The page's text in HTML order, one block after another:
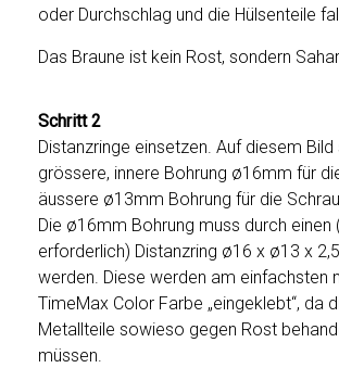
oder Durchschlag und die Hülsenteile
Das Braune ist kein Rost, sondern
Schritt 2
Distanzringe einsetzen. Auf diesem
grössere, innere Bohrung ø16mm für
äussere ø13mm Bohrung für die
Die ø16mm Bohrung muss durch einen
erforderlich) Distanzring ø16 x ø13 x
werden. Diese werden am einfachsten
TimeMax Color Farbe „eingeklebt“, da
Metallteile sowieso gegen Rost
müssen.